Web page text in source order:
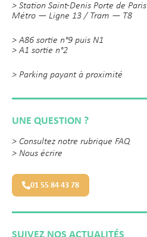
> Station Saint-Denis Porte de Paris
Métro — Ligne 13 / Tram — T8
> A86 sortie n°9 puis N1
> A1 sortie n°2
> Parking payant à proximité
UNE QUESTION ?
> Consultez notre rubrique FAQ
> Nous écrire
01 55 84 43 78
SUIVEZ NOS ACTUALITÉS